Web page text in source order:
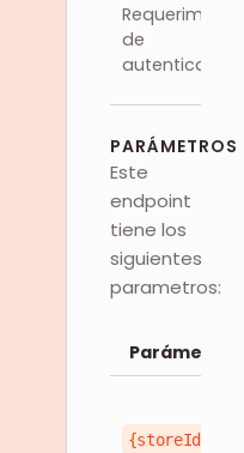
de
autenticación
PARÁMETROS
Este
endpoint
tiene los
siguientes
parametros:
Parámetro
{storeId}